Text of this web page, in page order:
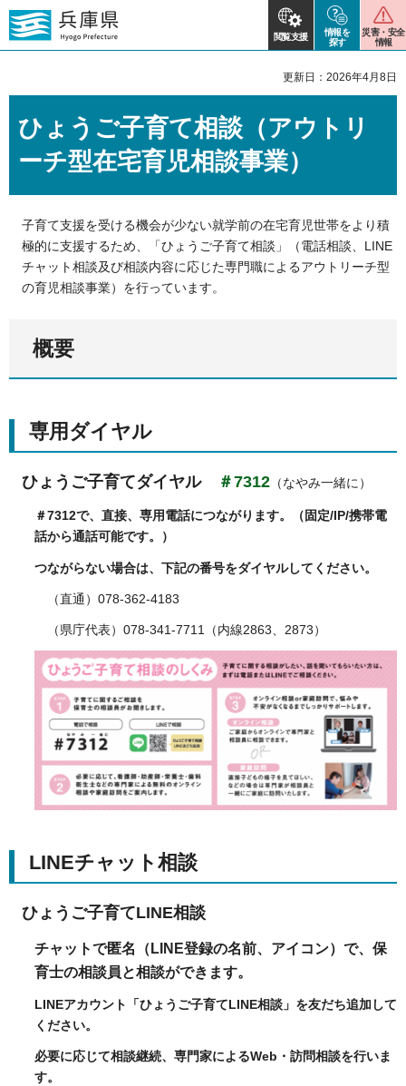
閲覧支援
情報を
探す
災害・安全
情報
更新日：2026年4月8日
ひょうご子育て相談（アウトリ
ーチ型在宅育児相談事業）
子育て支援を受ける機会が少ない就学前の在宅育児世帯をより積
極的に支援するため、「ひょうご子育て相談」（電話相談、LINE
チャット相談及び相談内容に応じた専門職によるアウトリーチ型
の育児相談事業）を行っています。
概要
専用ダイヤル
ひょうご子育てダイヤル＃7312 （なやみ一緒に）
＃7312で、直接、専用電話につながります。（固定/IP/携帯電
話から通話可能です。）
つながらない場合は、下記の番号をダイヤルしてください。
（直通）078-362-4183
（県庁代表）078-341-7711（内線2863、2873）
LINEチャット相談
ひょうご子育てLINE相談
チャットで匿名（LINE登録の名前、アイコン）で、保
育士の相談員と相談ができます。
LINEアカウント「ひょうご子育てLINE相談」を友だち追加して
ください。
必要に応じて相談継続、専門家によるWeb・訪問相談を行いま
す。